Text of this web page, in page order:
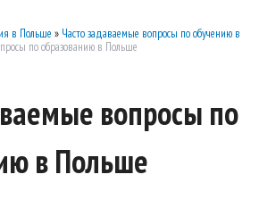
в Польше » Часто задаваемые вопросы по обучению в
по образованию в Польше
вопросы по
в Польше